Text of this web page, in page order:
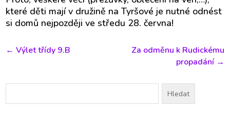
které děti mají v družině na Tyršové je nutné odnést
si domů nejpozději ve středu 28. června!
←Výlet třídy 9.B
Za odměnu k Rudickému
propadání→
Vyhledávání